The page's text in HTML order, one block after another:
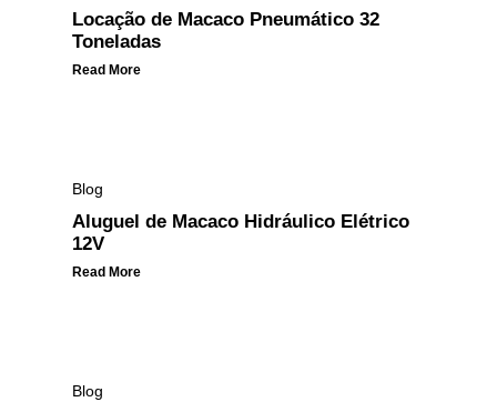
Locação de Macaco Pneumático 32
Toneladas
Read More
Blog
Aluguel de Macaco Hidráulico Elétrico
12V
Read More
Blog